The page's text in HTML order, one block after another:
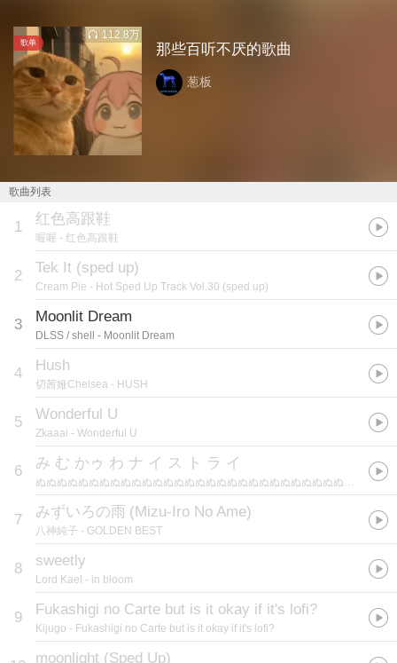
歌单
112.8万
那些百听不厌的歌曲
葱板
歌曲列表
1 红色高跟鞋
喔喔 - 红色高跟鞋
2 Tek It (sped up)
Cream Pie - Hot Sped Up Track Vol.30 (sped up)
3 Moonlit Dream
DLSS / shell - Moonlit Dream
4 Hush
切茜娅Chelsea - HUSH
5 Wonderful U
Zkaaai - Wonderful U
6 み む かゥ わ ナ イ ス ト ラ イ
ぬぬぬぬぬぬぬぬぬぬぬぬぬぬぬぬぬぬぬぬぬぬぬぬぬぬぬぬぬぬぬぬぬぬぬぬぬぬぬぬぬぬぬぬぬぬぬぬぬぬぬぬぬぬぬぬぬぬぬぬぬぬぬぬぬぬぬぬぬぬ / 初音ミク / ずんだもん / 四国めたん
7 みずいろの雨 (Mizu-Iro No Ame)
八神純子 - GOLDEN BEST
8 sweetly
Lord Kael - in bloom
9 Fukashigi no Carte but is it okay if it's lofi?
Kijugo - Fukashigi no Carte but is it okay if it's lofi?
moonlight (Sped Up)